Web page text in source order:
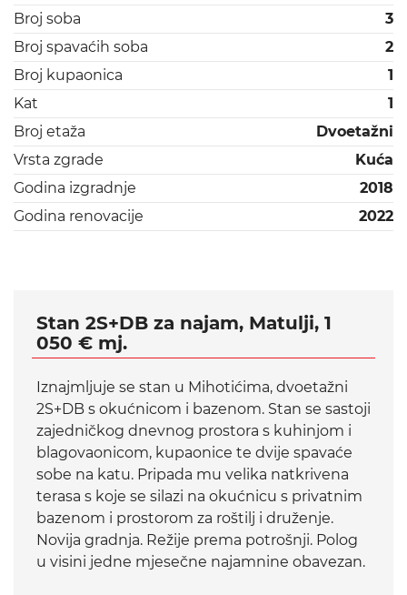
Broj soba
3
Broj spavaćih soba
2
Broj kupaonica
1
Kat
1
Broj etaža
Dvoetažni
Vrsta zgrade
Kuća
Godina izgradnje
2018
Godina renovacije
2022
Stan 2S+DB za najam, Matulji, 1
050 € mj.
Iznajmljuje se stan u Mihotićima, dvoetažni
2S+DB s okućnicom i bazenom. Stan se sastoji
zajedničkog dnevnog prostora s kuhinjom i
blagovaonicom, kupaonice te dvije spavaće
sobe na katu. Pripada mu velika natkrivena
terasa s koje se silazi na okućnicu s privatnim
bazenom i prostorom za roštilj i druženje.
Novija gradnja. Režije prema potrošnji. Polog
u visini jedne mjesečne najamnine obavezan.